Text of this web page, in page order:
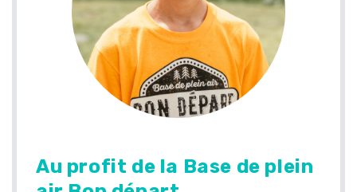
Au profit de la Base de plein